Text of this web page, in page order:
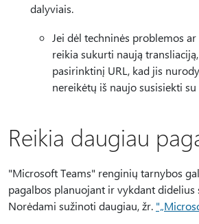
dalyviais.
Jei dėl techninės problemos
reikia sukurti naują
pasirinktinį URL, kad jis
nereikėtų iš naujo susisiekti
Reikia daugiau
"Microsoft Teams" renginių tarnybos
pagalbos planuojant ir vykdant
Norėdami sužinoti daugiau, žr.